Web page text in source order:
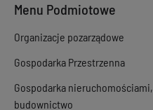
Menu Podmiotowe
Organizacje pozarządowe
Gospodarka Przestrzenna
Gospodarka nieruchomościami,
budownictwo